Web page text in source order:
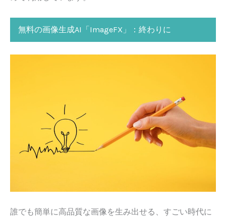
無料の画像生成AI「ImageFX」：終わりに
誰でも簡単に高品質な画像を生み出せる、すごい時代に